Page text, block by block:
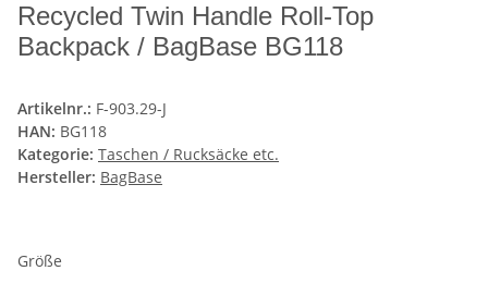
Recycled Twin Handle Roll-Top
Backpack / BagBase BG118
Artikelnr.: F-903.29-J
HAN: BG118
Kategorie: Taschen / Rucksäcke etc.
Hersteller: BagBase
Größe